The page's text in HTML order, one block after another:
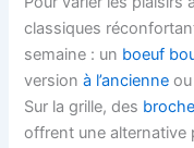
classiques
semaine : un boeuf
versionà l’ancienne
Sur la grille, des
offrent une alternative